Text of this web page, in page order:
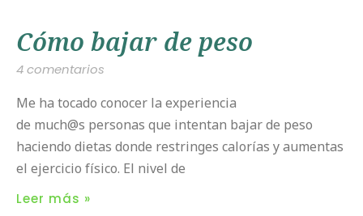
Cómo bajar de peso
4 comentarios
Me ha tocado conocer la experiencia
de much@s personas que intentan bajar de peso
haciendo dietas donde restringes calorías y aumentas
el ejercicio físico. El nivel de
Leer más »